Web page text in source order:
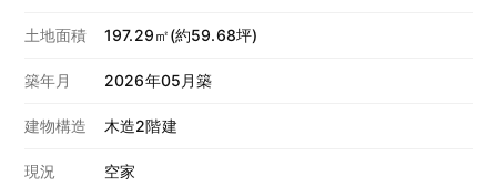
土地面積 197.29㎡(約59.68坪)
築年月 2026年05月築
建物構造 木造2階建
現況 空家